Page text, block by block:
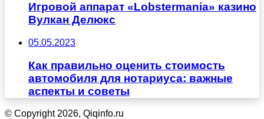
Игровой аппарат «Lobstermania» казино
Вулкан Делюкс
05.05.2023
Как правильно оценить стоимость
автомобиля для нотариуса: важные
аспекты и советы
© Copyright 2026, Qiqinfo.ru